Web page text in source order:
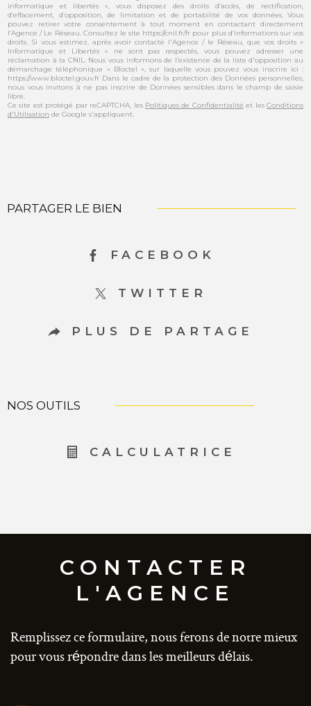
informatique et libertés », vous disposez des droits d’accès, de rectification,
d’effacement, d’opposition, de limitation et de portabilité de vos données. Vous
pouvez retirer votre consentement à tout moment en contactant directement
l’Agence / Le Réseau. Consultez le site https://cnil.fr/fr pour plus d’informations sur vos
droits. Si vous estimez, après avoir contacté l'Agence / le Réseau, que vos droits «
Informatique et Libertés » ne sont pas respectés, vous pouvez adresser une
réclamation à la CNIL. Nous vous informons de l’existence de la liste d'opposition au
démarchage téléphonique « Bloctel », sur laquelle vous pouvez vous inscrire ici :
https://www.bloctel.gouv.fr Dans le cadre de la protection des Données personnelles,
nous vous invitons à ne pas inscrire de Données sensibles dans le champ de saisie
libre.
Ce site est protégé par reCAPTCHA, les Politiques de Confidentialité et lesConditions
d'Utilisation de Google s'appliquent.
PARTAGER LE BIEN
FACEBOOK
TWITTER
PLUS DE PARTAGE
NOS OUTILS
CALCULATRICE
CONTACTER
L'AGENCE
Remplissez ce formulaire, nous ferons de notre mieux
pour vous répondre dans les meilleurs délais.